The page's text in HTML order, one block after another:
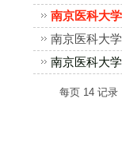
南京医科大
南京医科大
南京医科大
每页 14 记录